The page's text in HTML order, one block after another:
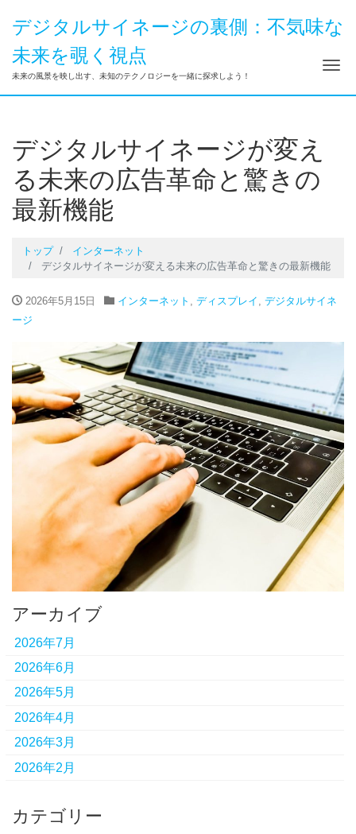
デジタルサイネージの裏側：不気味な
未来を覗く視点
未来の風景を映し出す、未知のテクノロジーを一緒に探求しよう！ ナ
デジタルサイネージが変え
る未来の広告革命と驚きの
最新機能
トップ
インターネット
デジタルサイネージが変える未来の広告革命と驚きの最新機能
2026年5月15日 インターネット , ディスプレイ , デジタルサイネ
ージ
アーカイブ
2026年7月
2026年6月
2026年5月
2026年4月
2026年3月
2026年2月
カテゴリー